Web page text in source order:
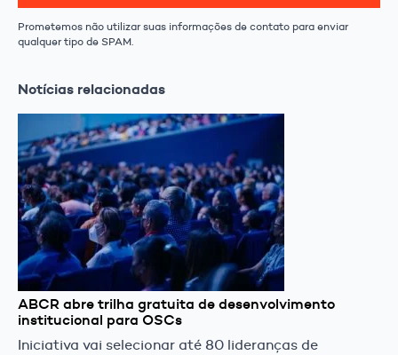
Prometemos não utilizar suas informações de contato para enviar
qualquer tipo de SPAM.
Notícias relacionadas
ABCR abre trilha gratuita de desenvolvimento
institucional para OSCs
Iniciativa vai selecionar até 80 lideranças de